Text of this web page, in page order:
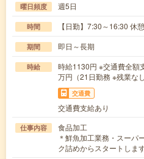
曜日頻度 週5日
時間 【日勤】7:30～16:30 休
期間 即日～長期
時給
時給1130円 ※交通費全額
万円（21日勤務 ※残業な
交通費
交通費支給あり
仕事内容
食品加工
＊鮮魚加工業務・スーパ
ク詰めからスタートしま